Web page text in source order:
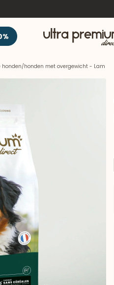
Welkom
honden/honden met overgewicht - Lam